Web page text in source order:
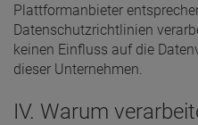
Plattformanbieter
Datenschutzrichtlinien
keinen Einfluss auf die
dieser Unternehmen.
IV. Warum